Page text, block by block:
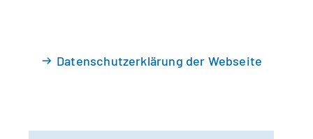
Datenschutzerklärung der Webseite